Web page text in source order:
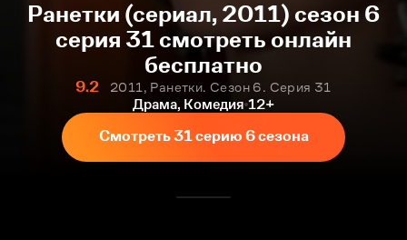
Ранетки (сериал, 2011) сезон 6
серия 31 смотреть онлайн
бесплатно
9.2
2011, Ранетки. Сезон 6. Серия 31
Драма, Комедия 12+
Смотреть 31 серию 6 сезона